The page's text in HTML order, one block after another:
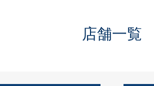
抗ウイルス・抗菌製品
LinkedIn店舗一覧